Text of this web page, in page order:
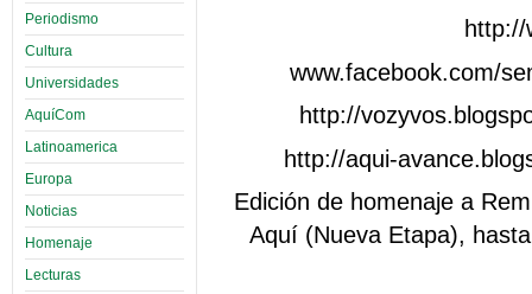
Periodismo
Cultura
Universidades
AquíCom
Latinoamerica
Europa
Noticias
Homenaje
Lecturas
http://
www.facebook.com/
http://
http://aqui-
Edición de homenaje a
Aquí (Nueva Etapa),